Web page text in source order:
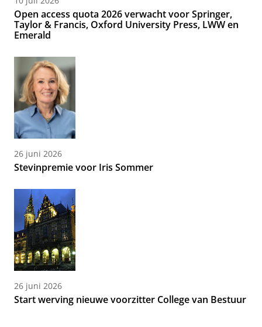
Open access quota 2026 verwacht voor Springer,
Taylor & Francis, Oxford University Press, LWW en
Emerald
26 juni 2026
Stevinpremie voor Iris Sommer
26 juni 2026
Start werving nieuwe voorzitter College van Bestuur